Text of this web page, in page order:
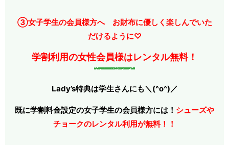
③女子学生の会員様方へ お財布に優しく楽しんでいた
だけるように♡
学割利用の女性会員様はレンタル無料！
Lady’s特典は学生さんにも＼(^o^)／
既に学割料金設定の女子学生の会員様方には！ シューズや
チョークのレンタル利用が無料！！